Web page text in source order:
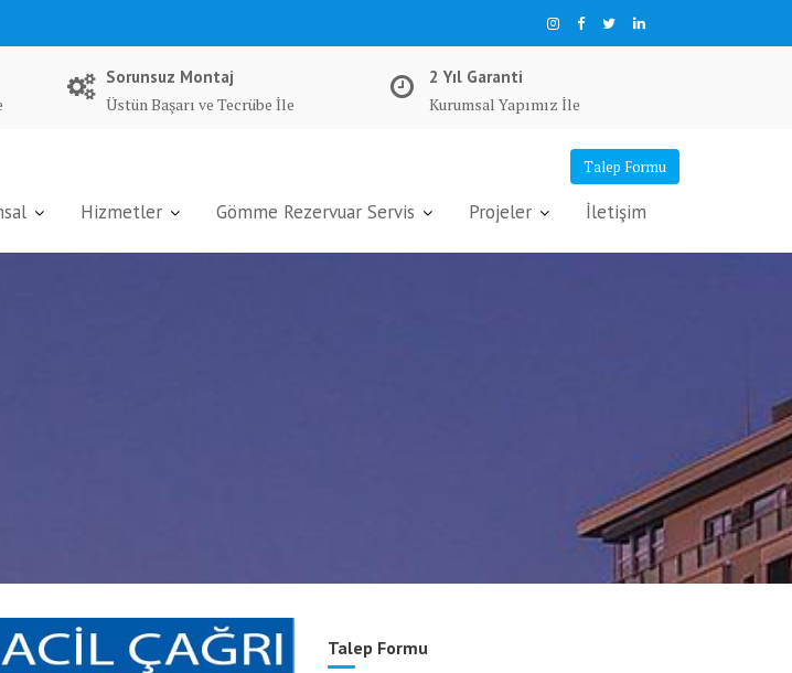
Sorunsuz Montaj
Üstün Başarı ve Tecrübe İle
2 Yıl Garanti
Kurumsal Yapımız İle
Talep Formu
Hizmetler Gömme Rezervuar Servis Projeler İletişim
Talep Formu